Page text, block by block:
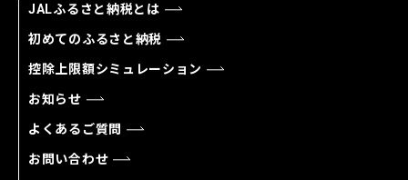
JALふるさと納税とは
初めてのふるさと納税
控除上限額シミュレーション
お知らせ
よくあるご質問
お問い合わせ